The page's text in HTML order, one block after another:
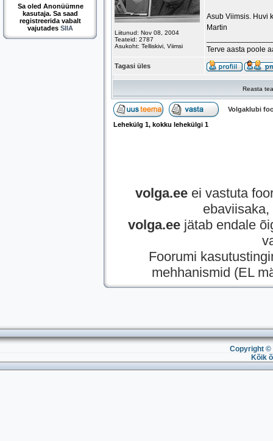
Sa oled Anonüümne
kasutaja. Sa saad
registreerida vabalt
vajutades SIIA
Liitunud: Nov 08, 2004
Teateid: 2787
Asukoht: Telliskivi, Viimsi
Asub Viimsis. Huvi
Martin
Terve aasta poole
Tagasi üles
Reasta
Volgaklubi
Lehekülg 1, kokku lehekülgi 1
volga.eeei vastuta
volga.ee jätab endale
Foorumi
mehhanismid (EL
Copyright ©
Kõik